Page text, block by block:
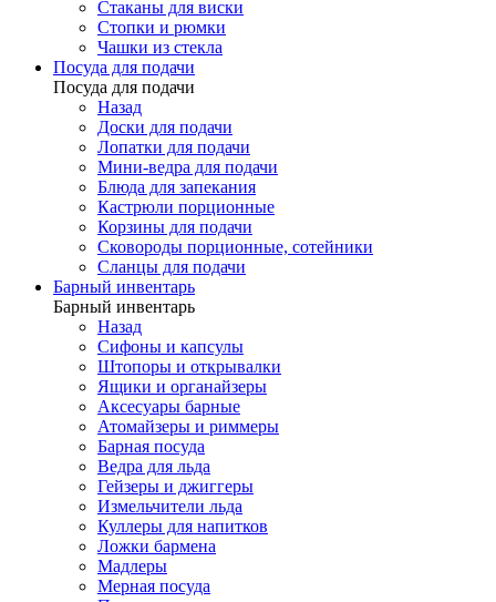
Стаканы для виски
Стопки и рюмки
Чашки из стекла
Посуда для подачи
Посуда для подачи
Назад
Доски для подачи
Лопатки для подачи
Мини-ведра для подачи
Блюда для запекания
Кастрюли порционные
Корзины для подачи
Сковороды порционные, сотейники
Сланцы для подачи
Барный инвентарь
Барный инвентарь
Назад
Сифоны и капсулы
Штопоры и открывалки
Ящики и органайзеры
Аксесуары барные
Атомайзеры и риммеры
Барная посуда
Ведра для льда
Гейзеры и джиггеры
Измельчители льда
Куллеры для напитков
Ложки бармена
Мадлеры
Мерная посуда